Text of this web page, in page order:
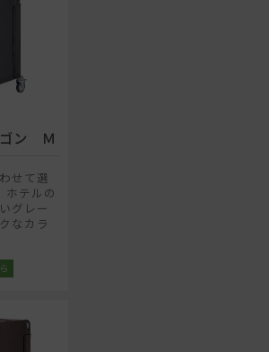
ゴン Ｍ
せて選
ホテルの
グレー
なカラ